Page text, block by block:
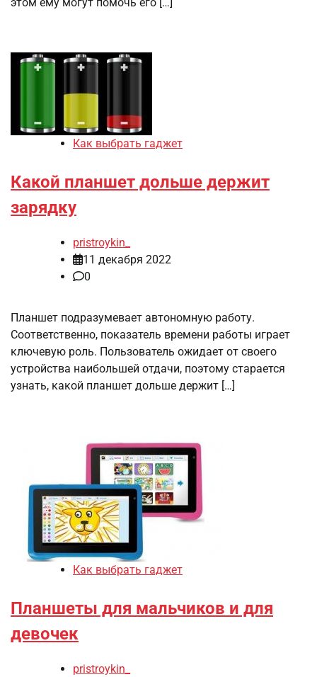
этом ему могут помочь его […]
Как выбрать гаджет
Какой планшет дольше держит
зарядку
pristroykin_
11 декабря 2022
0
Планшет подразумевает автономную работу.
Соответственно, показатель времени работы играет
ключевую роль. Пользователь ожидает от своего
устройства наибольшей отдачи, поэтому старается
узнать, какой планшет дольше держит […]
Как выбрать гаджет
Планшеты для мальчиков и для
девочек
pristroykin_